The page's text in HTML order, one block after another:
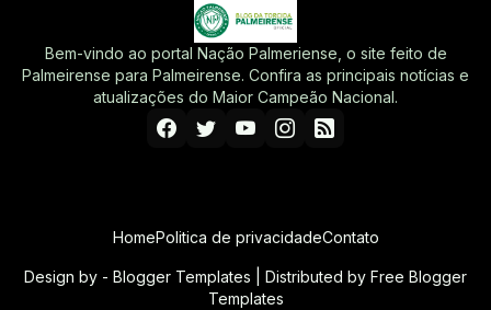
Bem-vindo ao portal Nação Palmeriense, o site feito de
Palmeirense para Palmeirense. Confira as principais notícias e
atualizações do Maior Campeão Nacional.
Design by - Blogger Templates | Distributed by Free Blogger
Templates
HomePolitica de privacidadeContato